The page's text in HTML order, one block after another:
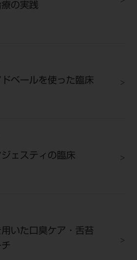
の実践
ベールを使った臨床
ェスティの臨床
いた口臭ケア・舌苔